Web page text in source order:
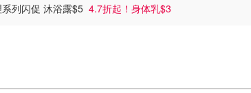
列闪促 沐浴露$5 4.7折起！身体乳$3